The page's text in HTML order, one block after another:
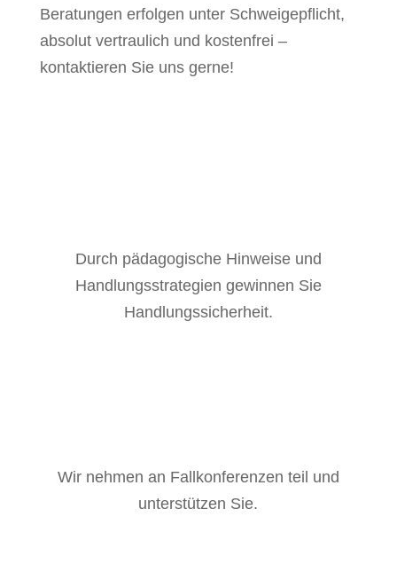
Beratungen erfolgen unter Schweigepflicht,
absolut vertraulich und kostenfrei –
kontaktieren Sie uns gerne!
Durch pädagogische Hinweise und
Handlungsstrategien gewinnen Sie
Handlungssicherheit.
Wir nehmen an Fallkonferenzen teil und
unterstützen Sie.